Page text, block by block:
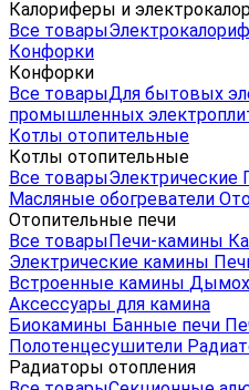
Калориферы и
Все товары
Конфорки
Конфорки
Все товарыДля бытовых
промышленных
Котлы отопительные
Котлы отопительные
Все товарыЭлектрические
Масляные обогреватели
Отопительные печи
Все товарыПечи-камины
Электрические камины
Встроенные камины
Аксессуары для камина
Биокамины Банные печи
Полотенцесушители
Радиаторы отопления